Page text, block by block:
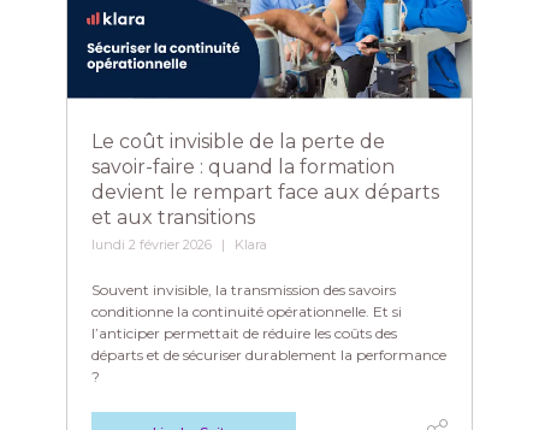
Le coût invisible de la perte de
savoir-faire : quand la formation
devient le rempart face aux départs
et aux transitions
lundi 2 février 2026 Klara
Souvent invisible, la transmission des savoirs
conditionne la continuité opérationnelle. Et si
l’anticiper permettait de réduire les coûts des
départs et de sécuriser durablement la performance
?